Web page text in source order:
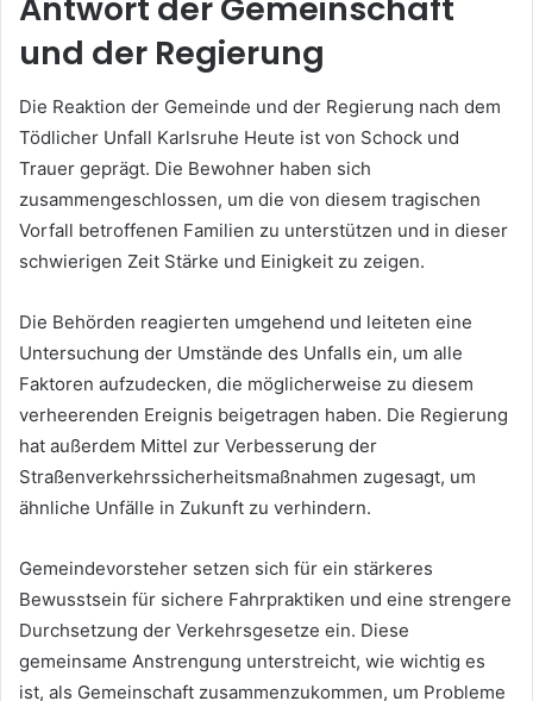
Antwort der Gemeinschaft
und der Regierung
Die Reaktion der Gemeinde und der Regierung nach dem
Tödlicher Unfall Karlsruhe Heute ist von Schock und
Trauer geprägt. Die Bewohner haben sich
zusammengeschlossen, um die von diesem tragischen
Vorfall betroffenen Familien zu unterstützen und in dieser
schwierigen Zeit Stärke und Einigkeit zu zeigen.
Die Behörden reagierten umgehend und leiteten eine
Untersuchung der Umstände des Unfalls ein, um alle
Faktoren aufzudecken, die möglicherweise zu diesem
verheerenden Ereignis beigetragen haben. Die Regierung
hat außerdem Mittel zur Verbesserung der
Straßenverkehrssicherheitsmaßnahmen zugesagt, um
ähnliche Unfälle in Zukunft zu verhindern.
Gemeindevorsteher setzen sich für ein stärkeres
Bewusstsein für sichere Fahrpraktiken und eine strengere
Durchsetzung der Verkehrsgesetze ein. Diese
gemeinsame Anstrengung unterstreicht, wie wichtig es
ist, als Gemeinschaft zusammenzukommen, um Probleme